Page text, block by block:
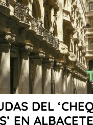
DEL
EN